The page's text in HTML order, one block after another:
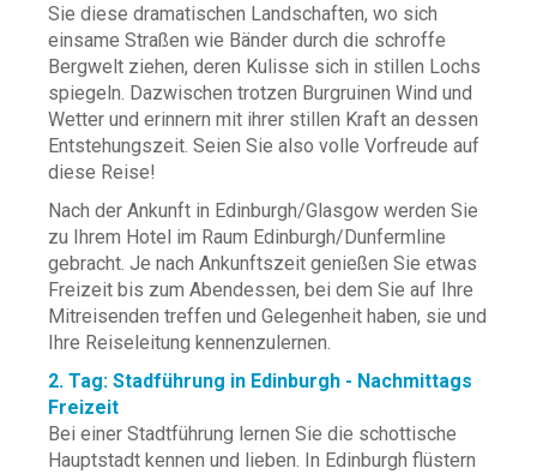
Sie diese dramatischen Landschaften, wo sich
einsame Straßen wie Bänder durch die schroffe
Bergwelt ziehen, deren Kulisse sich in stillen Lochs
spiegeln. Dazwischen trotzen Burgruinen Wind und
Wetter und erinnern mit ihrer stillen Kraft an dessen
Entstehungszeit. Seien Sie also volle Vorfreude auf
diese Reise!
Nach der Ankunft in Edinburgh/Glasgow werden Sie
zu Ihrem Hotel im Raum Edinburgh/Dunfermline
gebracht. Je nach Ankunftszeit genießen Sie etwas
Freizeit bis zum Abendessen, bei dem Sie auf Ihre
Mitreisenden treffen und Gelegenheit haben, sie und
Ihre Reiseleitung kennenzulernen.
2. Tag: Stadführung in Edinburgh - Nachmittags
Freizeit
Bei einer Stadtführung lernen Sie die schottische
Hauptstadt kennen und lieben. In Edinburgh flüstern